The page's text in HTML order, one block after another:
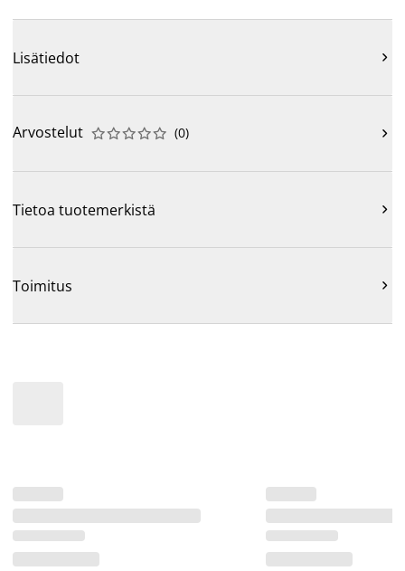
Lisätiedot 
Arvostelut 




 (0) 
Tietoa tuotemerkistä 
Toimitus 